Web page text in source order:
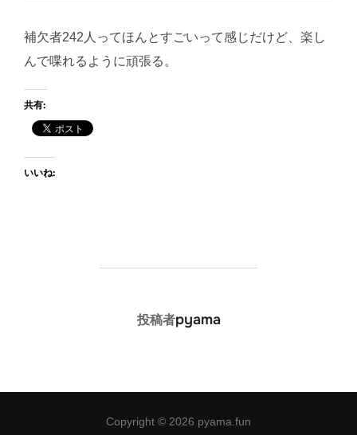
補欠者242人ってほんとすごいって感じだけど、楽し
んで喋れるように頑張る。
共有:
いいね:
投稿者
投稿者pyama
Copyright © 2026 pyama.fun